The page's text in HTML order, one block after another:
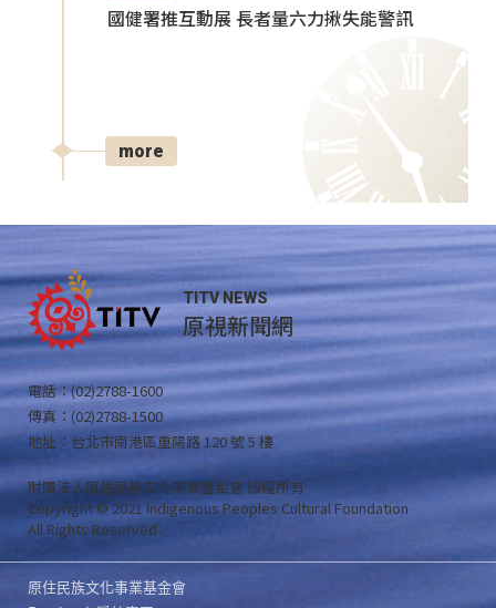
國健署推互動展 長者量六力揪失能警訊
more
TITV NEWS
原視新聞網
電話：(02)2788-1600
傳真：(02)2788-1500
地址：台北市南港區重陽路 120 號 5 樓
財團法人原住民族文化事業基金會 版權所有
Copyright © 2021 Indigenous Peoples Cultural Foundation
All Rights Reserved .
原住民族文化事業基金會